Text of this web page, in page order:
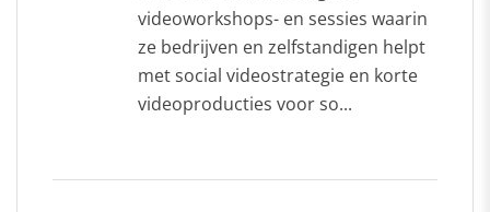
videoworkshops- en sessies waarin
ze bedrijven en zelfstandigen helpt
met social videostrategie en korte
videoproducties voor so...